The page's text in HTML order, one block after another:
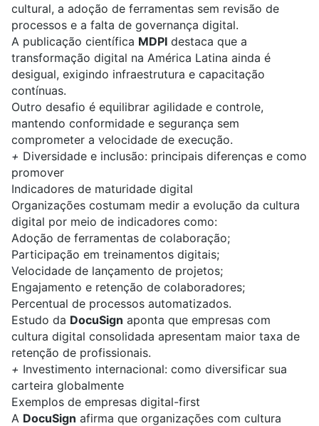
cultural, a adoção de ferramentas sem revisão de
processos e a falta de governança digital.
A publicação científica MDPI destaca que a
transformação digital na América Latina ainda é
desigual, exigindo infraestrutura e capacitação
contínuas.
Outro desafio é equilibrar agilidade e controle,
mantendo conformidade e segurança sem
comprometer a velocidade de execução.
+ Diversidade e inclusão: principais diferenças e como
promover
Indicadores de maturidade digital
Organizações costumam medir a evolução da cultura
digital por meio de indicadores como:
Adoção de ferramentas de colaboração;
Participação em treinamentos digitais;
Velocidade de lançamento de projetos;
Engajamento e retenção de colaboradores;
Percentual de processos automatizados.
Estudo da DocuSign aponta que empresas com
cultura digital consolidada apresentam maior taxa de
retenção de profissionais.
+ Investimento internacional: como diversificar sua
carteira globalmente
Exemplos de empresas digital-first
A DocuSign afirma que organizações com cultura